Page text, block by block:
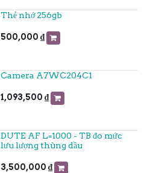
Thẻ nhớ 256gb
500,000 ₫
Camera A7WC204C1
1,093,500 ₫
DUTE AF L=1000 - TB đo mức
lưu lượng thùng dầu
3,500,000 ₫